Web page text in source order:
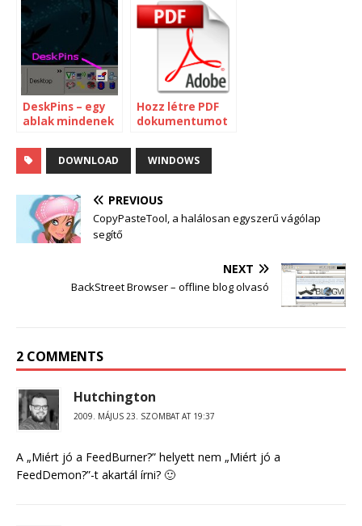
[Windows]
DeskPins – egy
ablak mindenek
Hozz létre PDF
dokumentumot
DOWNLOAD WINDOWS
PREVIOUS
CopyPasteTool, a halálosan egyszerű vágólap
segítő
NEXT
BackStreet Browser – offline blog olvasó
2 COMMENTS
Hutchington
2009. MÁJUS 23. SZOMBAT AT 19:37
A „Miért jó a FeedBurner?” helyett nem „Miért jó a
FeedDemon?”-t akartál írni? 🙂